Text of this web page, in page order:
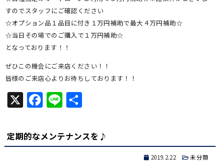
すのでスタッフにご確認ください
☆オプション品１品目に付き１万円補助で最大４万円補助☆
☆当日その場でのご購入で１万円補助☆
となっております！！
ぜひこの機会にご来店ください！！
皆様のご来店心よりお待ちしております！！
X Facebook
Line共
定期的なメンテナンスを♪
2019.2.22 未分類